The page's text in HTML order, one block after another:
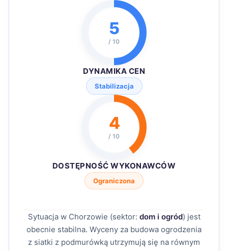
5
/ 10
DYNAMIKA CEN
Stabilizacja
4
/ 10
DOSTĘPNOŚĆ WYKONAWCÓW
Ograniczona
Sytuacja w Chorzowie (sektor: dom i ogród) jest
obecnie stabilna. Wyceny za budowa ogrodzenia
z siatki z podmurówką utrzymują się na równym